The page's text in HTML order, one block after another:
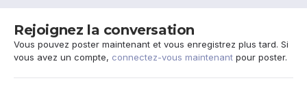
Rejoignez la conversation
Vous pouvez poster maintenant et vous enregistrez plus tard. Si
vous avez un compte, connectez-vous maintenant pour poster.